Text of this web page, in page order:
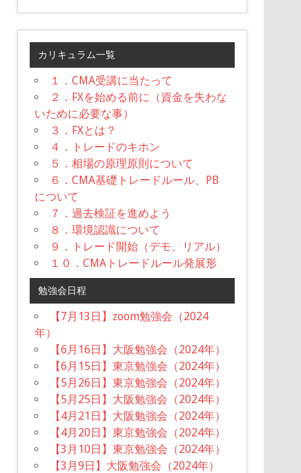
カリキュラム一覧
１．CMA受講に当たって
２．FXを始める前に（資金を失わな
いために必要な事）
３．FXとは？
４．トレードのキホン
５．相場の原理原則について
６．CMA基礎トレードルール、PB
について
７．過去検証を進めよう
８．環境認識について
９．トレード開始（デモ、リアル）
１０．CMAトレードルール発展形
勉強会日程
【7月13日】zoom勉強会（2024
年）
【6月16日】大阪勉強会（2024年）
【6月15日】東京勉強会（2024年）
【5月26日】東京勉強会（2024年）
【5月25日】大阪勉強会（2024年）
【4月21日】大阪勉強会（2024年）
【4月20日】東京勉強会（2024年）
【3月10日】東京勉強会（2024年）
【3月9日】大阪勉強会（2024年）